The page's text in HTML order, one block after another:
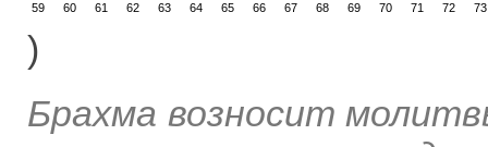
59 60 61 62 63 64 65 66 67 68 69 70 71 72 73
)
Брахма возносит